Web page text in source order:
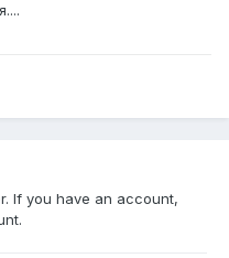
If you have an account,